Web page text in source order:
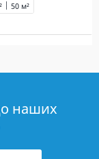
50 м²
наших